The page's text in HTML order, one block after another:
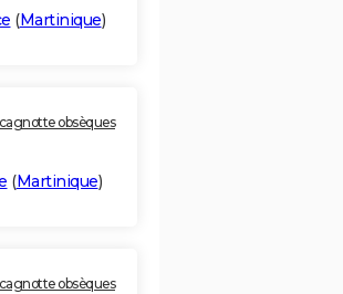
(Martinique)
obsèques
(Martinique)
obsèques